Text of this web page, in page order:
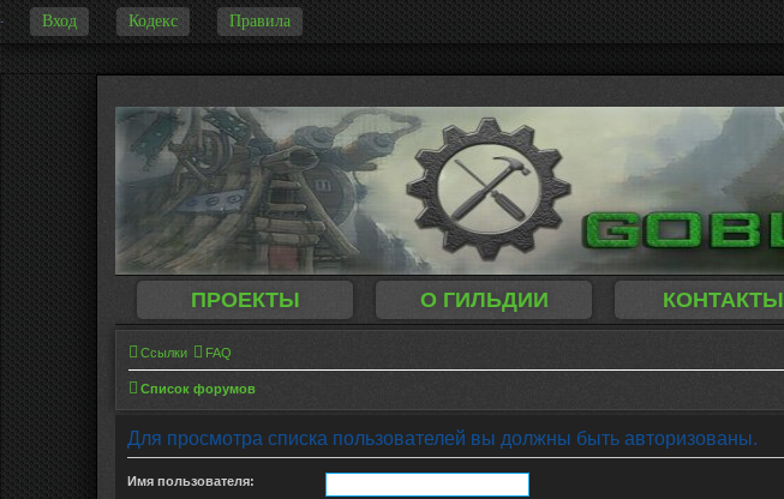
Вход Кодекс Правила
-
ПРОЕКТЫ О ГИЛЬДИИ КОНТАКТЫ
Ссылки FAQ
Список форумов
Для просмотра списка пользователей вы должны быть авторизованы.
Имя пользователя: